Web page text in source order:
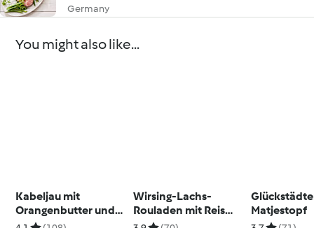
Germany
You might also like...
Kabeljau mit
Orangenbutter und
Kartoffeln
Wirsing-Lachs-
Rouladen mit Reis
und Meerrettichsauce
Matjestopf